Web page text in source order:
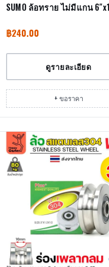
SUMO ล้อทราย ไม่มีแกน
฿240.00
ดูรายละเอียด
+ ขอราคา